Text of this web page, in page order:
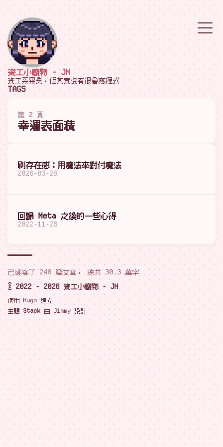
資工小廢物 - JN
資工系畢業，但其實沒有很會寫程式
TAGS
第 2 頁
幸運表面積
刷存在感：用魔法來對付魔法
2026-03-28
回歸 Meta 之後的一些心得
2022-11-28
已經寫了 248 篇文章， 總共 30.3 萬字
© 2022 - 2026 資工小廢物 - JN
使用 Hugo 建立
主題 Stack 由 Jimmy 設計